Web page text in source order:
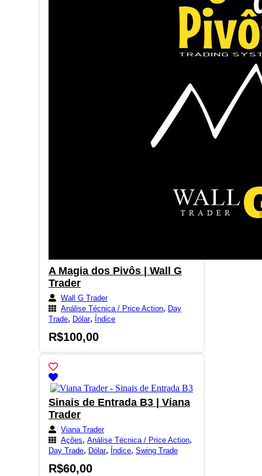
A Magia dos Pivôs | Wall G
Trader
Wall G Trader
Análise Técnica / Price Action, Day
Trade, Dólar, Índice
R$100,00
Sinais de Entrada B3 | Viana
Trader
Viana Trader
Ações, Análise Técnica / Price Action,
Day Trade, Dólar, Índice, Swing Trade
R$60,00